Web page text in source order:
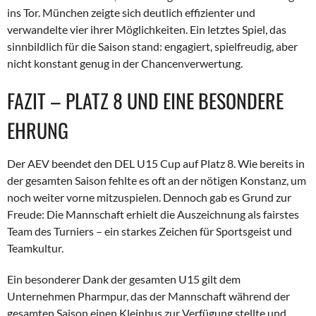
ins Tor. München zeigte sich deutlich effizienter und
verwandelte vier ihrer Möglichkeiten. Ein letztes Spiel, das
sinnbildlich für die Saison stand: engagiert, spielfreudig, aber
nicht konstant genug in der Chancenverwertung.
FAZIT – PLATZ 8 UND EINE BESONDERE
EHRUNG
Der AEV beendet den DEL U15 Cup auf Platz 8. Wie bereits in
der gesamten Saison fehlte es oft an der nötigen Konstanz, um
noch weiter vorne mitzuspielen. Dennoch gab es Grund zur
Freude: Die Mannschaft erhielt die Auszeichnung als fairstes
Team des Turniers – ein starkes Zeichen für Sportsgeist und
Teamkultur.
Ein besonderer Dank der gesamten U15 gilt dem
Unternehmen Pharmpur, das der Mannschaft während der
gesamten Saison einen Kleinbus zur Verfügung stellte und